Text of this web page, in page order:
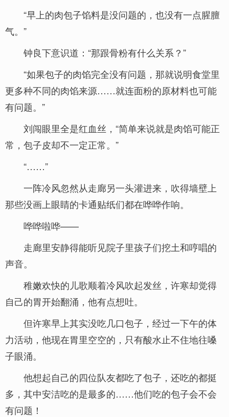
“早上的肉包子馅料是没问题的，也没有一点腥膻
气。”
钟良下意识道：“那跟骨粉有什么关系？”
“如果包子的肉馅完全没有问题，那就说明食堂里
更多种不同的肉馅来源……就连面粉的原材料也可能
有问题。”
刘闯眼里全是红血丝，“简单来说就是肉馅可能正
常，包子皮却不一定正常。”
“……”
一阵冷风忽然从走廊另一头灌进来，吹得墙壁上
那些没画上眼睛的卡通贴纸们都在哗哗作响。
哗哗啦哗——
走廊里安静得能听见院子里孩子们挖土和哼唱的
声音。
稚嫩欢快的儿歌顺着冷风吹起发丝，许寒却觉得
自己的胃开始翻涌，他有点想吐。
但许寒早上其实没吃几口包子，经过一下午的体
力活动，他现在胃里空空的，只有酸水止不住地往嗓
子眼涌。
他想起自己的四位队友都吃了包子，还吃的都挺
多，其中安洁吃的是最多的……他们吃的包子会不会
有问题！